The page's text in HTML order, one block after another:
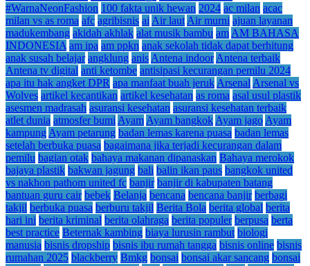
#WarnaNeonFashion 100 fakta unik hewan 2024 ac milan acac
milan vs as roma afc agribisnis ai Air laut Air murni ajuan layanan
madukembang akidah akhlak alat musik bambu am AM BAHASA
INDONESIA am ipa am ppkn anak sekolah tidak dapat berhitung
anak susah belajar angklung anis Antena indoor Antena terbaik
Antena tv digital anti ketombe antisipasi kecurangan pemilu 2024
apa itu hak angket DPR apa manfaat buah jeruk Arsenal Arsenal vs
Wolves artikel kecantikan artikel kesehatan as roma asal usul plastik
asesmen madrasah asuransi kesehatan asuransi kesehatan terbaik
atlet dunia atmosfer bumi Ayam Ayam bangkok Ayam jago Ayam
kampung Ayam petarung badan lemas karena puasa badan lemas
setelah berbuka puasa bagaimana jika terjadi kecurangan dalam
pemilu bagian otak bahaya makanan dipanaskan Bahaya merokok
bajaya plastik bakwan jagung bali balin ikan paus bangkok united
vs nakhon pathom united fc banjir banjir di kabupaten batang
bantuan guru cair bebek Belanja bencana bencana banjir berbagi
takjil berbuka puasa berburu takjil Berita Bola berita global berita
hari ini berita kriminal berita olahraga berita populer berpusa berta
best practice Beternak kambing biaya lurusin rambut biologi
manusia bisnis dropship bisnis ibu rumah tangga bisnis online bisnis
rumahan 2025 blackberry Bmkg bonsai bonsai akar sancang bonsai